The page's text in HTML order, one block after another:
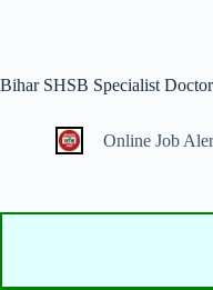
Bihar SHSB Specialist Doctor
Online Job